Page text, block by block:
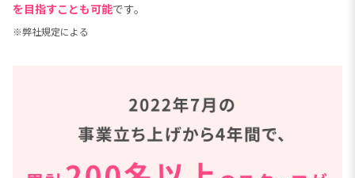
を目指すことも可能です。
※弊社規定による